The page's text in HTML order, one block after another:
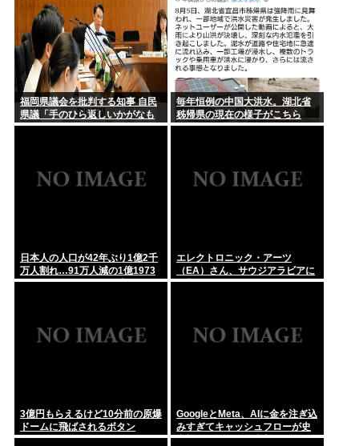
福岡県議会を批判する知事 自民
県議「手のひら返しいかがなも
のか」
毎年恒例の中国大洪水。湖北省
秭帰県の現在の様子がこちら
日本人の人口が42年ぶり1億2千
万人割れ…91万人減の1億1973
万人、外国人は35万人増
エレクトロニック・アーツ
（EA）さん、サウジアラビアに
買収されてしまう。これはハラ
3億円もらえるけど10分前の原爆
ドームに飛ばされるボタン
GoogleとMeta、AIに金を注ぎ込
みすぎてキャッシュフローが史
上初のマイナス。売却か保有で